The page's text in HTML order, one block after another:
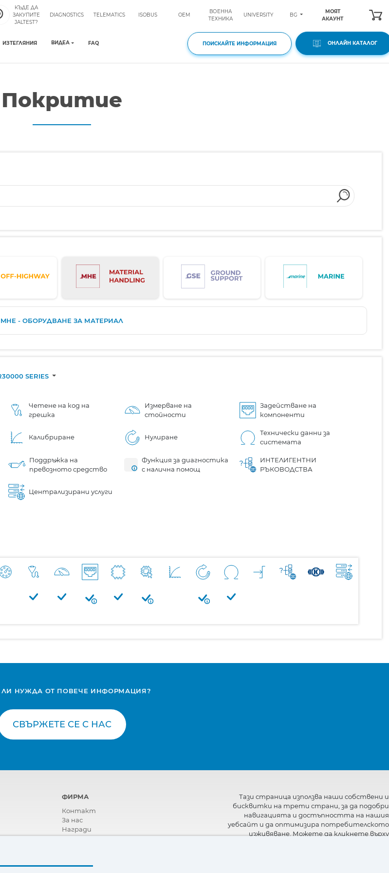
КЪДЕ ДА
ЗАКУПИТЕ
JALTEST?
DIAGNOSTICS TELEMATICS ISOBUS OEM
ВОЕННА
ТЕХНИКА
UNIVERSITY BG
МОЯТ
АКАУНТ
ИЗТЕГЛЯНИЯ ВИДЕА FAQ ПОИСКАЙТЕ ИНФОРМАЦИЯ ОНЛАЙН КАТАЛОГ
Покритие
MHE - ОБОРУДВАНЕ ЗА МАТЕРИАЛ
SERIES
Четене на код на
грешка
Измерване на
стойности
Задействане на
компоненти
Калибриране Нулиране
Технически данни за
системата
Поддръжка на
превозното средство
Функция за диагностика
с налична помощ
ИНТЕЛИГЕНТНИ
РЪКОВОДСТВА
Централизирани услуги
ЛИ НУЖДА ОТ ПОВЕЧЕ ИНФОРМАЦИЯ?
СВЪРЖЕТЕ СЕ С НАС
ФИРМА
Контакт
За нас
Награди
Сертификати
Станете дистрибутор
Тази страница използва наши собствени и
бисквитки на трети страни, за да подобри
навигацията и достъпността на нашия
уебсайт и да оптимизира потребителското
изживяване. Можете да кликнете върху